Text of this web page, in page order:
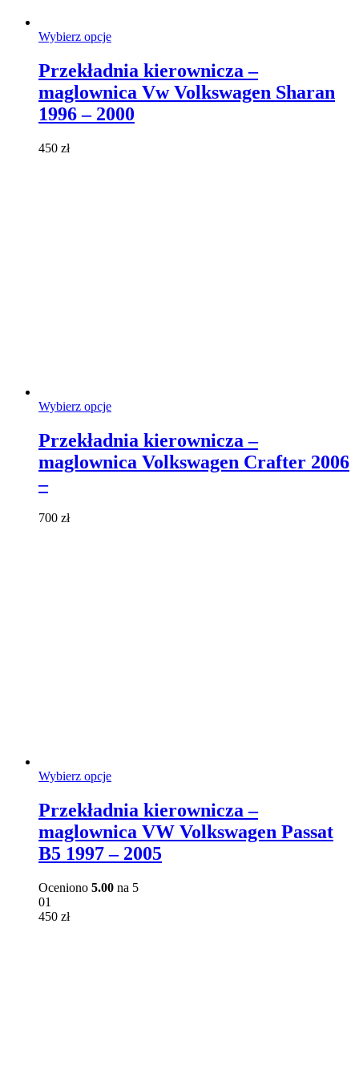
Wybierz opcjeTen
ma
wiele
wariantów.
Opcje
można
Przekładnia kierownicza –
maglownica Vw Volkswagen Sharan
1996 – 2000
450 zł
Wybierz opcjeTen
ma
wiele
wariantów.
Przekładnia kierownicza –
maglownica Volkswagen Crafter 2006
–
700 zł
Wybierz opcjeTen
ma
wiele
wariantów.
Opcje
można
na
Przekładnia kierownicza –
maglownica VW Volkswagen Passat
B5 1997 – 2005
Oceniono 5.00 na 5
01
450 zł